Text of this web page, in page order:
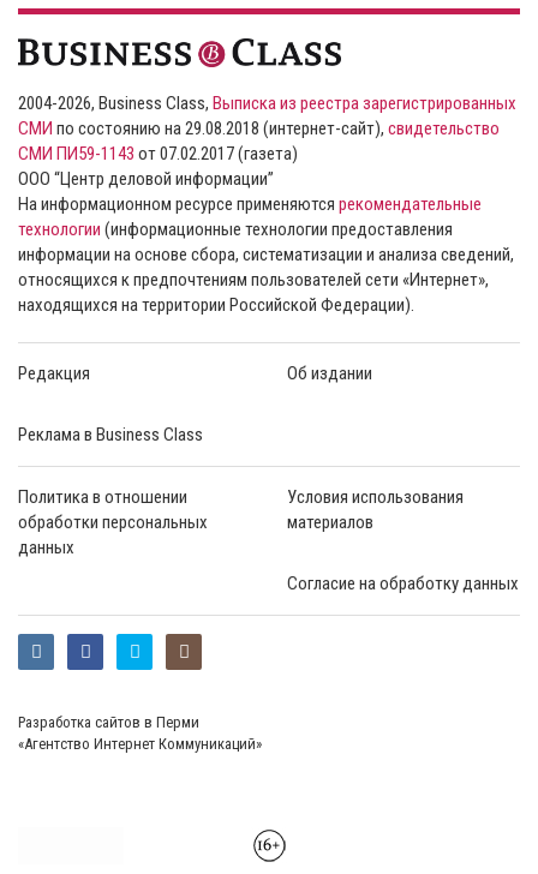
2004-2026, Business Class, Выписка из реестра зарегистрированных
СМИ по состоянию на 29.08.2018 (интернет-сайт), свидетельство
СМИ ПИ59-1143 от 07.02.2017 (газета)
ООО “Центр деловой информации”
На информационном ресурсе применяются рекомендательные
технологии (информационные технологии предоставления
информации на основе сбора, систематизации и анализа сведений,
относящихся к предпочтениям пользователей сети «Интернет»,
находящихся на территории Российской Федерации).
Редакция Об издании
Реклама в Business Class
Политика в отношении
обработки персональных
данных
Условия использования
материалов
Согласие на обработку данных
Разработка сайтов в Перми
«Агентство Интернет Коммуникаций»